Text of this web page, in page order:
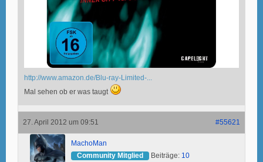
http://www.amazon.de/Blu-ray-Limited-...
Mal sehen ob er was taugt
27. April 2012 um 09:51 #55621
MachoMan
Community Mitglied
Beiträge: 10